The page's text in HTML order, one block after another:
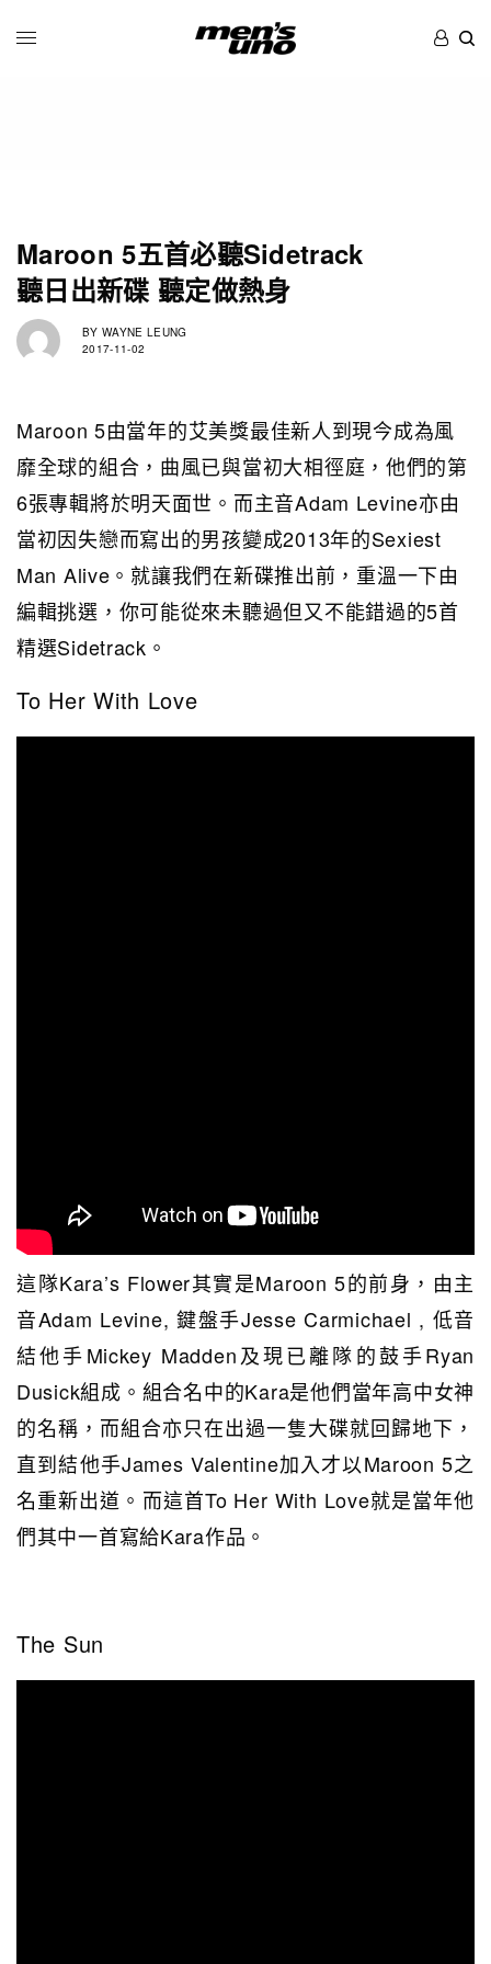
Maroon 5五首必聽Sidetrack
聽日出新碟 聽定做熱身
BY WAYNE LEUNG
2017-11-02
Maroon 5由當年的艾美獎最佳新人到現今成為風
靡全球的組合，曲風已與當初大相徑庭，他們的第
6張專輯將於明天面世。而主音Adam Levine亦由
當初因失戀而寫出的男孩變成2013年的Sexiest
Man Alive。就讓我們在新碟推出前，重溫一下由
編輯挑選，你可能從來未聽過但又不能錯過的5首
精選Sidetrack。
To Her With Love
這隊Kara’s Flower其實是Maroon 5的前身，由主
音Adam Levine, 鍵盤手Jesse Carmichael , 低音
結他手Mickey Madden及現已離隊的鼓手Ryan
Dusick組成。組合名中的Kara是他們當年高中女神
的名稱，而組合亦只在出過一隻大碟就回歸地下，
直到結他手James Valentine加入才以Maroon 5之
名重新出道。而這首To Her With Love就是當年他
們其中一首寫給Kara作品。
The Sun